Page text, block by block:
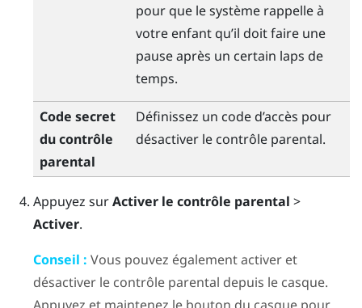
pour que le système rappelle à
votre enfant qu’il doit faire une
pause après un certain laps de
temps.
Code secret
du contrôle
parental
Définissez un code d’accès pour
désactiver le contrôle parental.
Appuyez surActiver le contrôle parental >
Activer.
Conseil : Vous pouvez également activer et
désactiver le contrôle parental depuis le casque.
Appuyez et maintenez le bouton du casque pour